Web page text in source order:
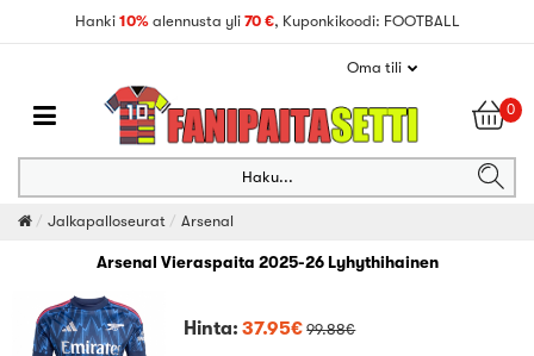
Hanki 10% alennusta yli 70 €, Kuponkikoodi: FOOTBALL
Oma tili
0
Haku...
Jalkapalloseurat Arsenal
Arsenal Vieraspaita 2025-26 Lyhythihainen
Hinta: 37.95€ 99.88€